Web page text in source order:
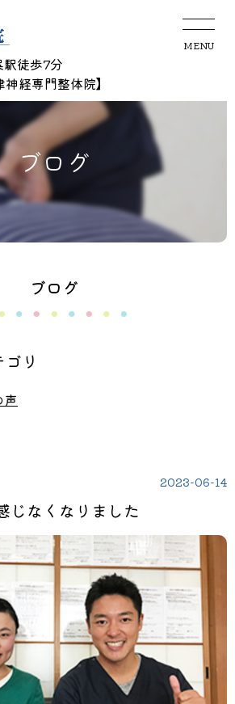
MENU
徒歩7分
経専門整体院】
ブログ
ブログ
ゴリ
声
2023-06-14
じなくなりました